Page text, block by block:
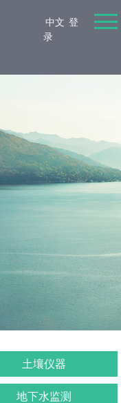
中文 登
录
土壤仪器
地下水监测